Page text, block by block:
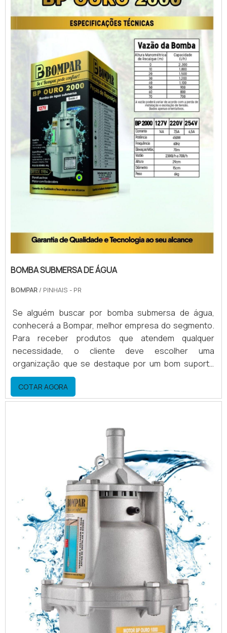
BOMBA SUBMERSA DE ÁGUA
BOMPAR / PINHAIS - PR
Se alguém buscar por bomba submersa de água,
conhecerá a Bompar, melhor empresa do segmento.
Para receber produtos que atendem qualquer
necessidade, o cliente deve escolher uma
organização que se destaque por um bom suporte
pré-venda e tenha ampla experiência no
ramo.ALGUNS DETALHES SOBRE BOMBA SUBMERSA
DE ÁGUAQuem procura por bomba submersa de água
até a Bompar. Com grande know-how focado ...
COTAR AGORA